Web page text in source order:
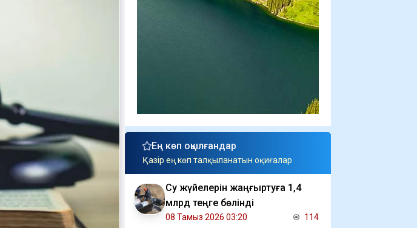
Ең көп оқылғандар
Қазір ең көп талқыланатын оқиғалар
Су жүйелерін жаңғыртуға 1,4
млрд теңге бөлінді
08 Тамыз 2026 03:20 114